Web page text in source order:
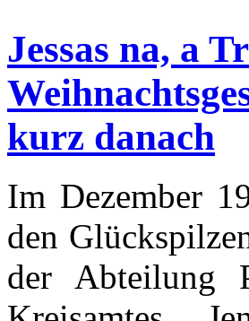
Jessas na, a
kurz danach
Im Dezember
den
der Abteilung